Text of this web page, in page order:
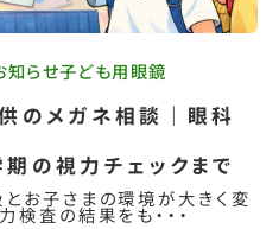
知らせ子ども用眼鏡
のメガネ相談｜眼科
の視力チェックまで
お子さまの環境が大きく変
査の結果をも・・・